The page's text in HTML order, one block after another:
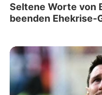
Seltene Worte von
beenden Ehekrise-